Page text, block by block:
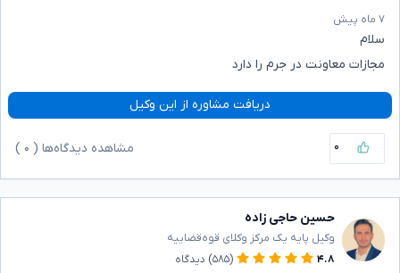
۷ ماه پیش
سلام
مجازات معاونت در جرم را دارد
دریافت مشاوره از این وکیل
۰ مشاهده دیدگاه‌ها ( ۰
حسین حاجی زاده
وکیل پایه یک مرکز وکلای قوه‌قضاییه
۴.۸
(۵۸۵) دیدگاه